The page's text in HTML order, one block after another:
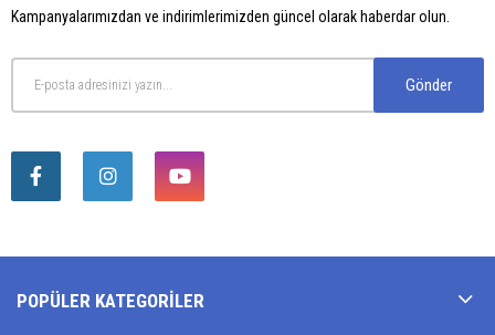
Kampanyalarımızdan ve indirimlerimizden güncel olarak haberdar olun.
Gönder
POPÜLER KATEGORILER